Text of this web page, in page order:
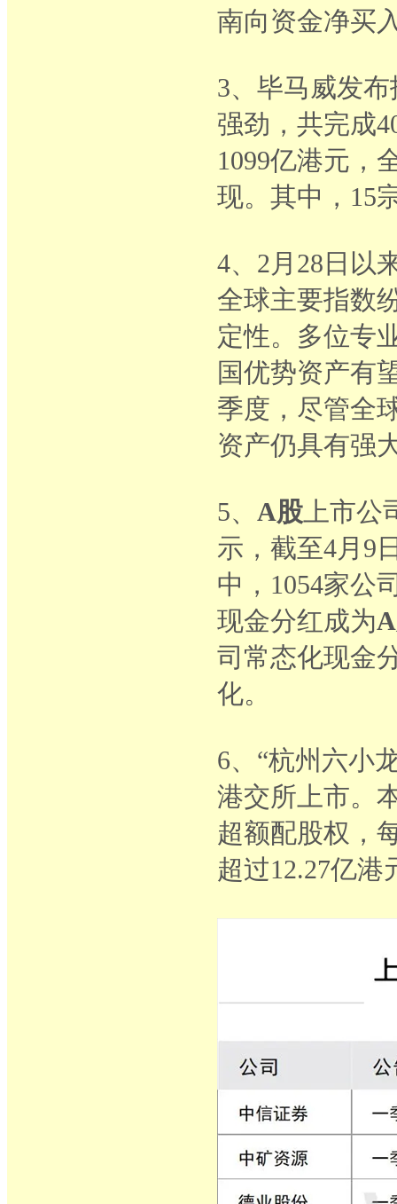
南向资金净买
3、毕马威发
强劲，共完成
1099亿港元，
现。其中，15
4、2月28日以
全球主要指数
定性。多位专
国优势资产有
季度，尽管全
资产仍具有强
5、 A股 上市
示，截至4月9
中，1054家公
现金分红成为
司常态化现金
化。
6、“杭州六小
港交所上市。
超额配股权，
超过12.27亿港